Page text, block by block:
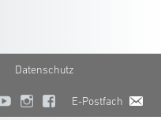
Datenschutz
E-Postfach